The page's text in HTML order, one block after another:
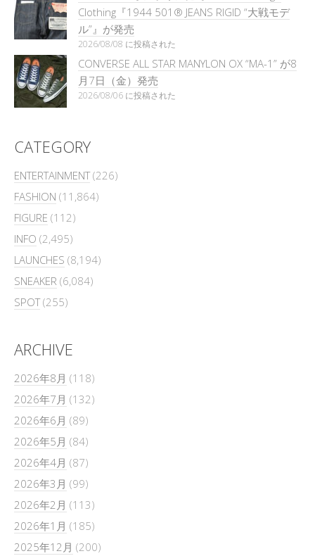
Clothing『1944 501® JEANS RIGID “大戦モデ
ル”』が発売
2026/08/08 に投稿された
CONVERSE ALL STAR MANYLON OX “MA-1” が8
月7日（金）発売
2026/08/06 に投稿された
CATEGORY
ENTERTAINMENT(226)
FASHION (11,864)
FIGURE (112)
INFO (2,495)
LAUNCHES (8,194)
SNEAKER (6,084)
SPOT(255)
ARCHIVE
2026年8月 (118)
2026年7月 (132)
2026年6月 (89)
2026年5月 (84)
2026年4月 (87)
2026年3月 (99)
2026年2月 (113)
2026年1月 (185)
2025年12月 (200)